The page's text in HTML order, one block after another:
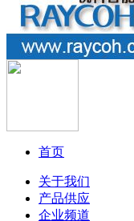
首页
关于我们
产品供应
企业频道